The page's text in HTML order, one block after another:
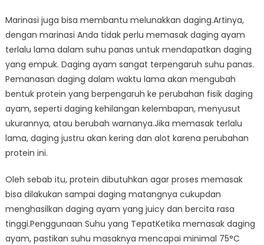
Marinasi juga bisa membantu melunakkan daging.Artinya,
dengan marinasi Anda tidak perlu memasak daging ayam
terlalu lama dalam suhu panas untuk mendapatkan daging
yang empuk. Daging ayam sangat terpengaruh suhu panas.
Pemanasan daging dalam waktu lama akan mengubah
bentuk protein yang berpengaruh ke perubahan fisik daging
ayam, seperti daging kehilangan kelembapan, menyusut
ukurannya, atau berubah warnanya.Jika memasak terlalu
lama, daging justru akan kering dan alot karena perubahan
protein ini.
Oleh sebab itu, protein dibutuhkan agar proses memasak
bisa dilakukan sampai daging matangnya cukupdan
menghasilkan daging ayam yang juicy dan bercita rasa
tinggi.Penggunaan Suhu yang TepatKetika memasak daging
ayam, pastikan suhu masaknya mencapai minimal 75°C